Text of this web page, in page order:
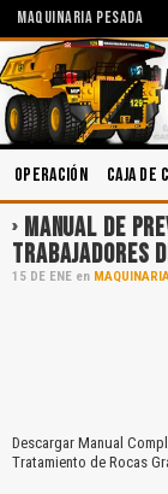
MAQUINARIA PESADA
Operación Caja de
MANUAL DE
TRABAJADORES
15 DE ENE en
Descargar Manual
Tratamiento de Rocas